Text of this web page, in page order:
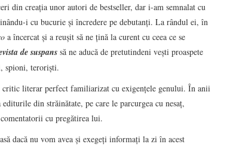
din creaţia unor autori de bestseller, dar i-am semnalat cu
i cu bucurie şi încredere pe debutanţi. La rândul ei, în
a încercat şi a reuşit să ne ţină la curent cu ceea ce se
de suspans să ne aducă de pretutindeni veşti proaspete
spioni, terorişti.
critic literar perfect familiarizat cu exigenţele genului. În anii
din străinătate, pe care le parcurgea cu nesaţ,
cu pregătirea lui.
dacă nu vom avea şi exegeţi informaţi la zi în acest